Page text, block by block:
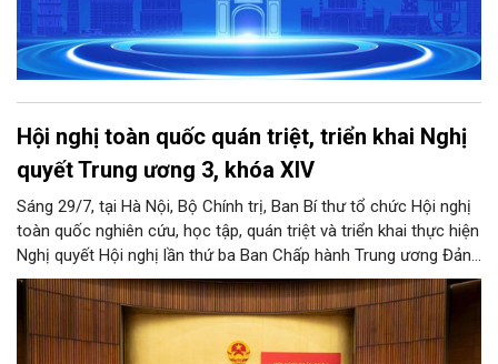
Hội nghị toàn quốc quán triệt, triển khai Nghị
quyết Trung ương 3, khóa XIV
Sáng 29/7, tại Hà Nội, Bộ Chính trị, Ban Bí thư tổ chức Hội nghị
toàn quốc nghiên cứu, học tập, quán triệt và triển khai thực hiện
Nghị quyết Hội nghị lần thứ ba Ban Chấp hành Trung ương Đảng
khóa XIV.